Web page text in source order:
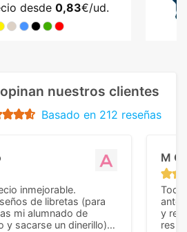
desde 0,83€/ud.
nuestros clientes
Basado en 212 reseñas
inmejorable.
de libretas (para
mi alumnado de
y sacarse un dinerillo) y
M C
Todo
y